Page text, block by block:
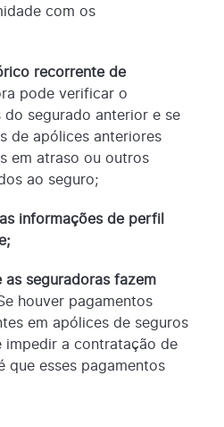
com os
recorrente de
pode verificar o
segurado anterior e se
de apólices anteriores
em atraso ou outros
ao seguro;
informações de perfil
as seguradoras fazem
houver pagamentos
em apólices de seguros
impedir a contratação de
que esses pagamentos